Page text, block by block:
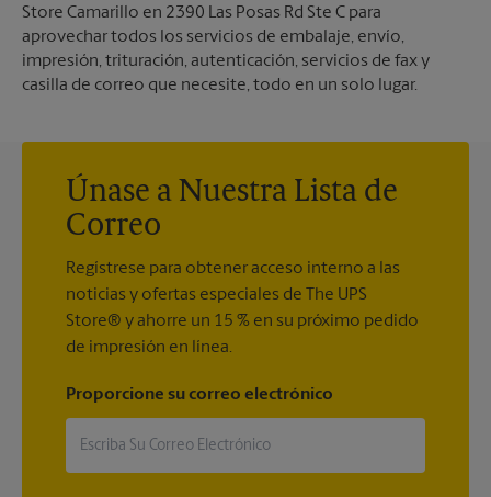
Store Camarillo en 2390 Las Posas Rd Ste C para
aprovechar todos los servicios de embalaje, envío,
impresión, trituración, autenticación, servicios de fax y
casilla de correo que necesite, todo en un solo lugar.
Únase a Nuestra Lista de
Correo
Regístrese para obtener acceso interno a las
noticias y ofertas especiales de The UPS
Store® y ahorre un 15 % en su próximo pedido
de impresión en línea.
Proporcione su correo electrónico